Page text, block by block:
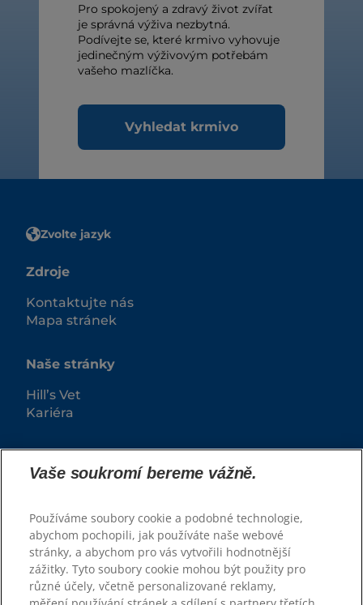
Pro spokojený a zdravý život zvířat
je správná výživa nezbytná.
Podívejte se, které krmivo vyhovuje
jedinečným výživovým potřebám
vašeho mazlíčka.
Vyhledat krmivo
Zvolte jazyk
Zdroje
Kontaktujte nás
Mapa stránek
Naše stránky
Hill’s Vet
Kariéra
© 2026 Hill’s Pet Nutrition, Inc.
Vaše soukromí bereme vážně.
Používáme soubory cookie a podobné technologie,
abychom pochopili, jak používáte naše webové
stránky, a abychom pro vás vytvořili hodnotnější
zážitky. Tyto soubory cookie mohou být použity pro
různé účely, včetně personalizované reklamy,